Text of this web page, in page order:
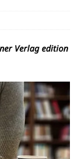
Verlag edition